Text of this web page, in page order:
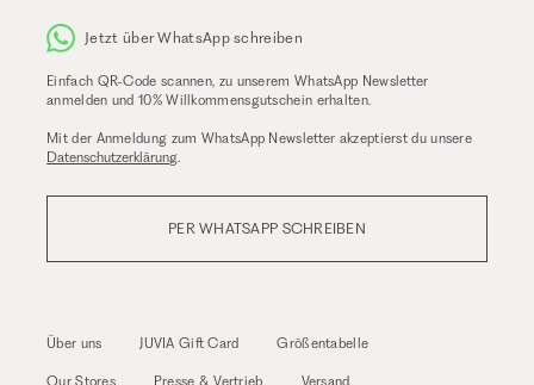
Jetzt über WhatsApp schreiben
Einfach QR-Code scannen, zu unserem WhatsApp Newsletter
anmelden und 10% Willkommensgutschein erhalten.
Mit der Anmeldung zum WhatsApp Newsletter akzeptierst du unsere
Datenschutzerklärung.
PER WHATSAPP SCHREIBEN
Über uns JUVIA Gift Card Größentabelle
Our Stores Presse & Vertrieb Versand